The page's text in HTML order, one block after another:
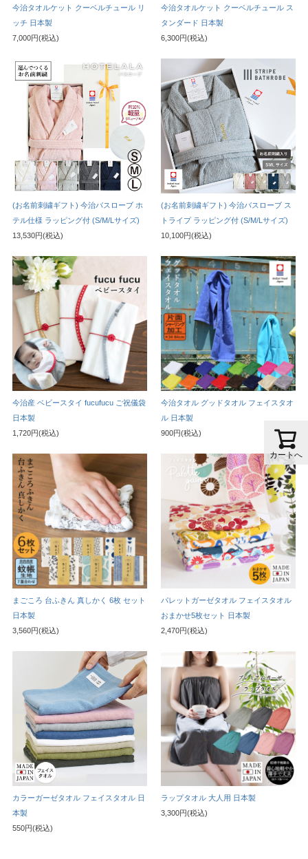
今治タオルケット クーベルチュール リ
ッチ 日本製
7,000円(税込)
今治タオルケット クーベルチュール ス
タンダード 日本製
6,300円(税込)
(お名前刺繍ギフト) 今治バスローブ ホ
テル仕様 ラッピング付 (S/M/Lサイズ)
13,530円(税込)
(お名前刺繍ギフト) 今治バスローブ ス
トライプ ラッピング付 (S/M/Lサイズ)
10,100円(税込)
今治産 ベビースタイ fucufucu ご祝儀袋
日本製
1,720円(税込)
今治タオル グッドタオル フェイスタオ
ル 日本製
900円(税込)
まごころ 台ふきん 真しかく 6枚 セット
日本製
3,560円(税込)
パレットガーゼタオル フェイスタオル
おまかせ5枚セット 日本製
2,470円(税込)
カラーガーゼタオル フェイスタオル 日
本製
550円(税込)
ラップタオル 大人用 日本製
3,300円(税込)
カートへ